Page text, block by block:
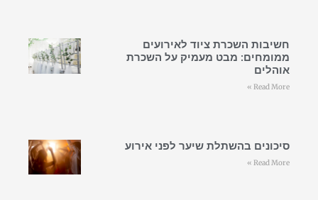
חשיבות השכרת ציוד לאירועים
ממומחים: מבט מעמיק על השכרת
אוהלים
Read More »
סיכונים בהשתלת שיער לפני אירוע
Read More »